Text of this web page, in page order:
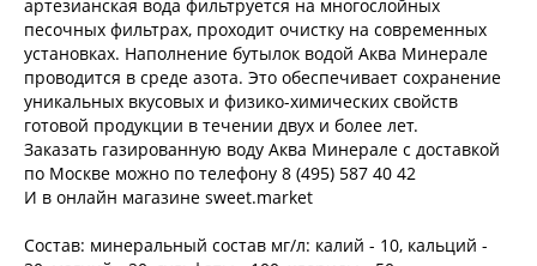
артезианская вода фильтруется на многослойных
песочных фильтрах, проходит очистку на современных
установках. Наполнение бутылок водой Аква Минерале
проводится в среде азота. Это обеспечивает сохранение
уникальных вкусовых и физико-химических свойств
готовой продукции в течении двух и более лет.
Заказать газированную воду Аква Минерале с доставкой
по Москве можно по телефону 8 (495) 587 40 42
И в онлайн магазине sweet.market
Состав: минеральный состав мг/л: калий - 10, кальций -